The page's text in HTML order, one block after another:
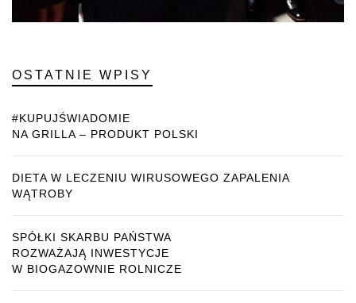
OSTATNIE WPISY
#KUPUJŚWIADOMIE
NA GRILLA – PRODUKT POLSKI
DIETA W LECZENIU WIRUSOWEGO ZAPALENIA
WĄTROBY
SPÓŁKI SKARBU PAŃSTWA
ROZWAŻAJĄ INWESTYCJE
W BIOGAZOWNIE ROLNICZE